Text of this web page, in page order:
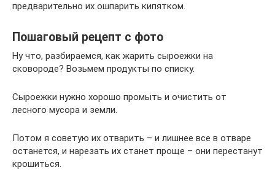
предварительно их ошпарить кипятком.
Пошаговый рецепт с фото
Ну что, разбираемся, как жарить сыроежки на
сковороде? Возьмем продукты по списку.
Сыроежки нужно хорошо промыть и очистить от
лесного мусора и земли.
Потом я советую их отварить – и лишнее все в отваре
останется, и нарезать их станет проще – они перестанут
крошиться.